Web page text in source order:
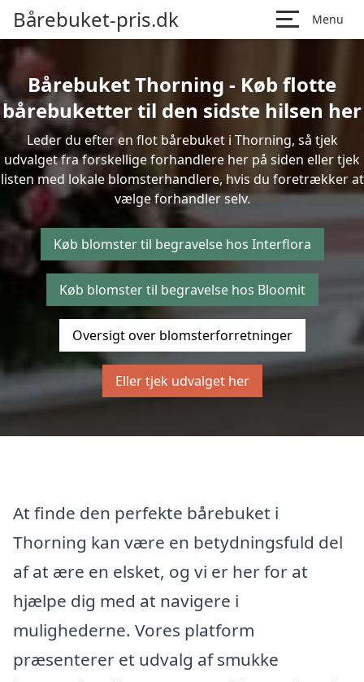
Bårebuket-pris.dk Menu
Bårebuket Thorning - Køb flotte
bårebuketter til den sidste hilsen her
Leder du efter en flot bårebuket i Thorning, så tjek
udvalget fra forskellige forhandlere her på siden eller tjek
listen med lokale blomsterhandlere, hvis du foretrækker at
vælge forhandler selv.
Køb blomster til begravelse hos Interflora
Køb blomster til begravelse hos Bloomit
Oversigt over blomsterforretninger
Eller tjek udvalget her
At finde den perfekte bårebuket i
Thorning kan være en betydningsfuld del
af at ære en elsket, og vi er her for at
hjælpe dig med at navigere i
mulighederne. Vores platform
præsenterer et udvalg af smukke